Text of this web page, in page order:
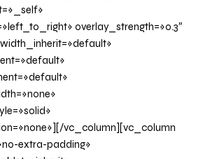
overlay_strength=»0.3″
vc_column][vc_column
extra-padding»